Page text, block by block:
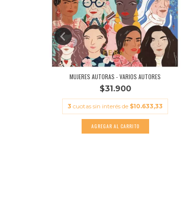
MUJERES AUTORAS - VARIOS AUTORES
$31.900
3 cuotas sin interés de $10.633,33